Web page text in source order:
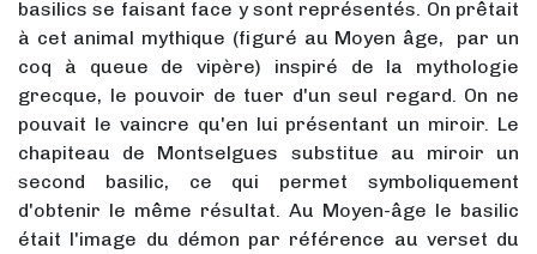
basilics se faisant face y sont représentés. On prêtait
à cet animal mythique (figuré au Moyen âge, par un
coq à queue de vipère) inspiré de la mythologie
grecque, le pouvoir de tuer d'un seul regard. On ne
pouvait le vaincre qu'en lui présentant un miroir. Le
chapiteau de Montselgues substitue au miroir un
second basilic, ce qui permet symboliquement
d'obtenir le même résultat. Au Moyen-âge le basilic
était l'image du démon par référence au verset du